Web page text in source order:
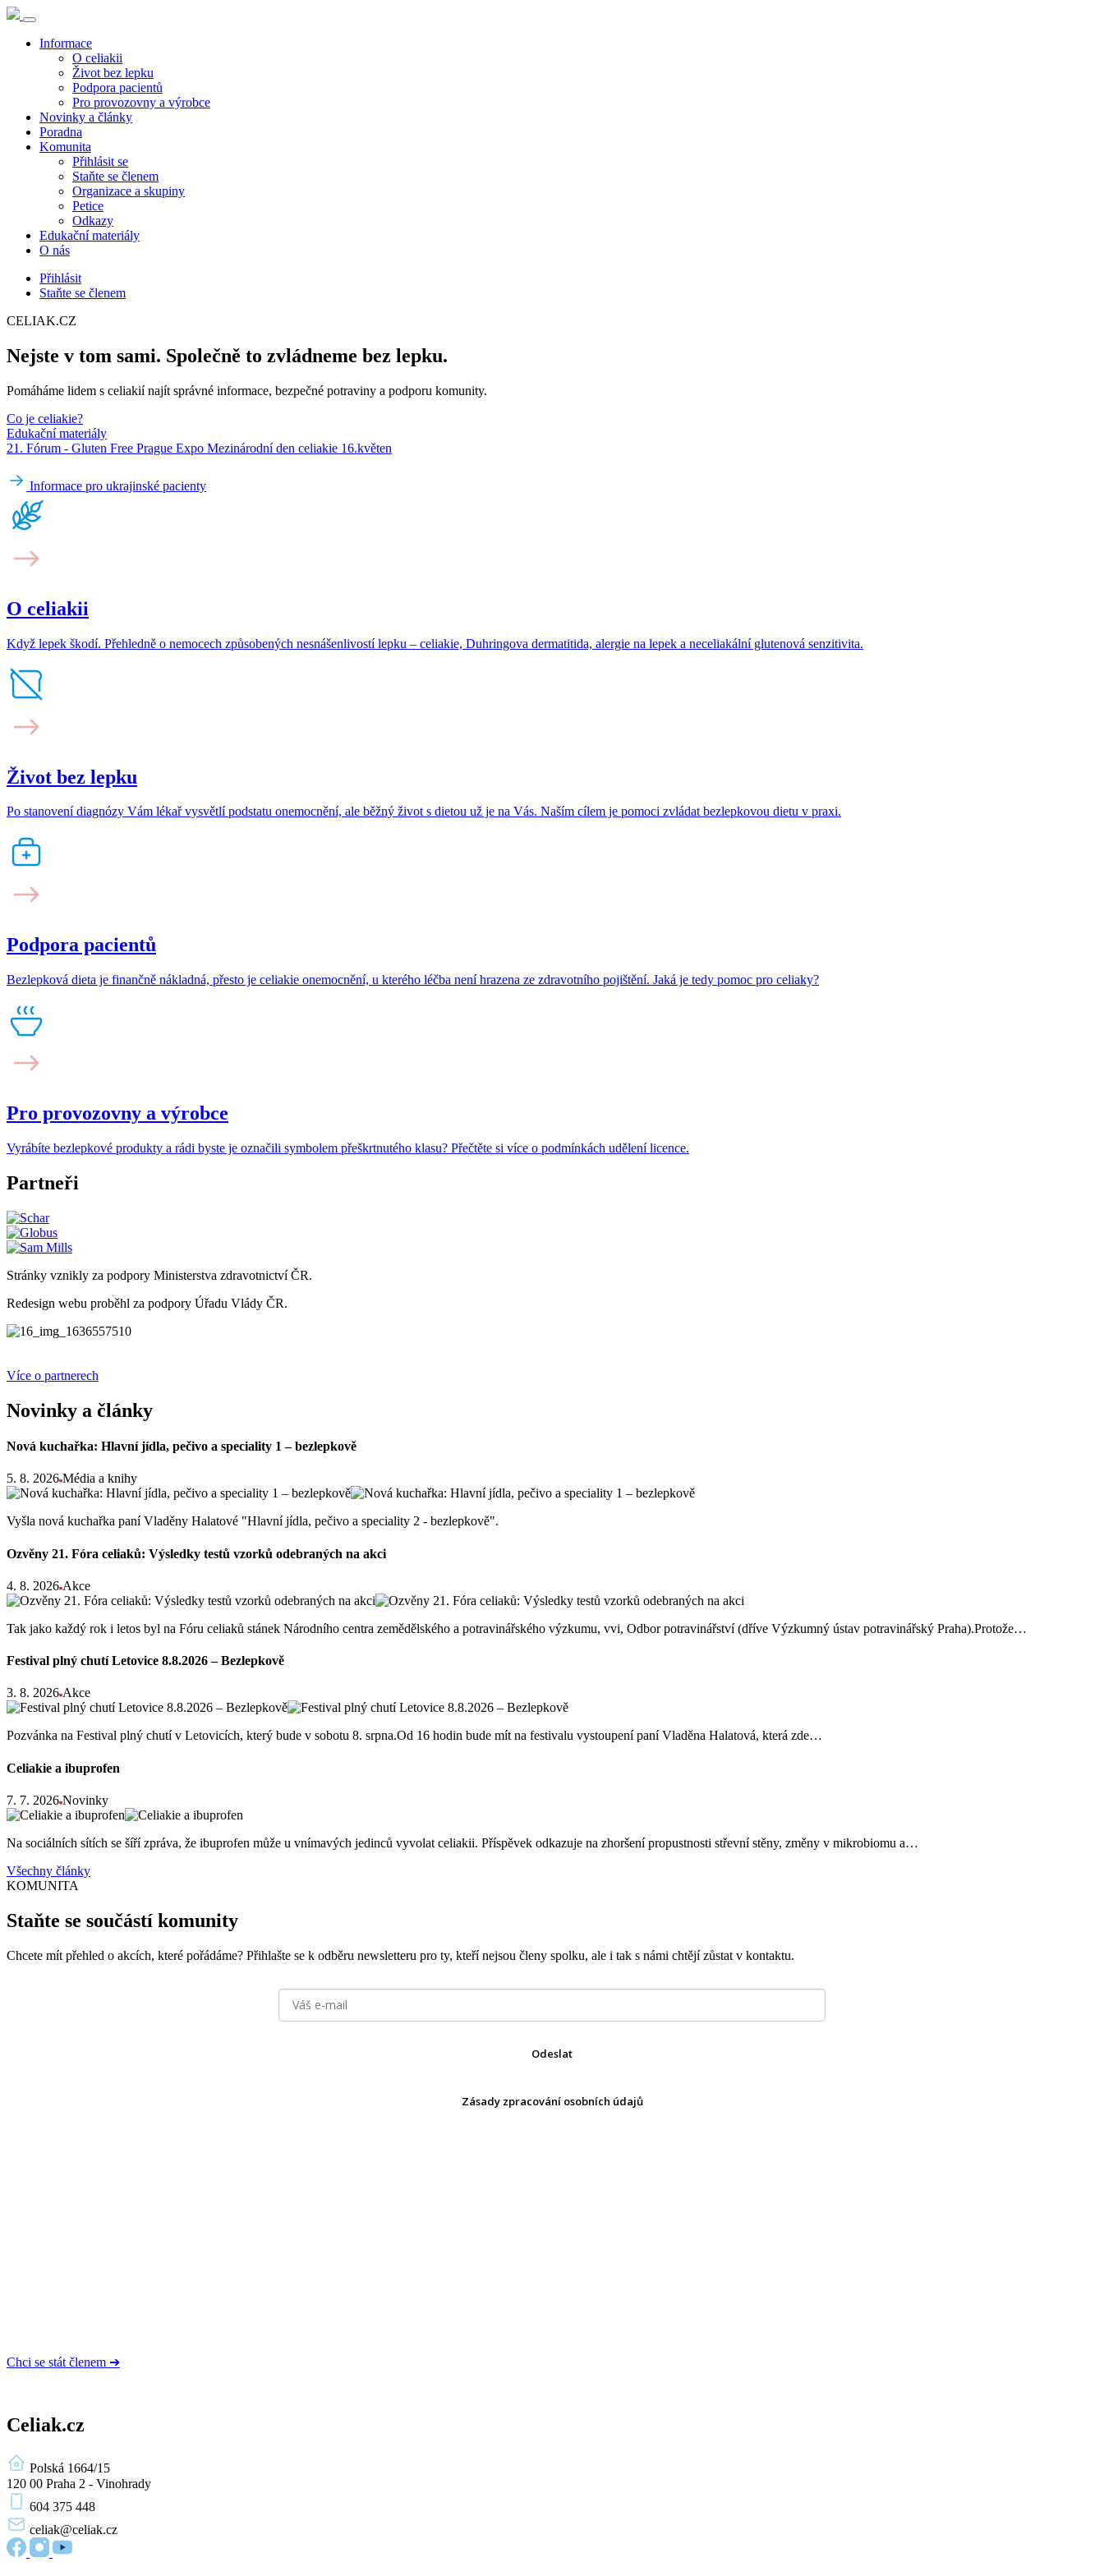
Informace
O celiakii
Život bez lepku
Podpora pacientů
Pro provozovny a výrobce
Novinky a články
Poradna
Komunita
Přihlásit se
Staňte se členem
Organizace a skupiny
Petice
Odkazy
Edukační materiály
O nás
Přihlásit
Staňte se členem
CELIAK.CZ
Nejste v tom sami. Společně to zvládneme bez lepku.
Pomáháme lidem s celiakií najít správné informace, bezpečné potraviny a podporu komunity.
Co je celiakie?
Edukační materiály
21. Fórum - Gluten Free Prague Expo Mezinárodní den celiakie 16.květen
Informace pro ukrajinské pacienty
O celiakii
Když lepek škodí. Přehledně o nemocech způsobených nesnášenlivostí lepku – celiakie, Duhringova dermatitida, alergie na lepek a neceliakální glutenová senzitivita.
Život bez lepku
Po stanovení diagnózy Vám lékař vysvětlí podstatu onemocnění, ale běžný život s dietou už je na Vás. Naším cílem je pomoci zvládat bezlepkovou dietu v praxi.
Podpora pacientů
Bezlepková dieta je finančně nákladná, přesto je celiakie onemocnění, u kterého léčba není hrazena ze zdravotního pojištění. Jaká je tedy pomoc pro celiaky?
Pro provozovny a výrobce
Vyrábíte bezlepkové produkty a rádi byste je označili symbolem přeškrtnutého klasu? Přečtěte si více o podmínkách udělení licence.
Partneři
Stránky vznikly za podpory Ministerstva zdravotnictví ČR.
Redesign webu proběhl za podpory Úřadu Vlády ČR.
Více o partnerech
Novinky a články
Nová kuchařka: Hlavní jídla, pečivo a speciality 1 – bezlepkově
5. 8. 2026 Média a knihy
Vyšla nová kuchařka paní Vladěny Halatové "Hlavní jídla, pečivo a speciality 2 - bezlepkově".
Ozvěny 21. Fóra celiaků: Výsledky testů vzorků odebraných na akci
4. 8. 2026 Akce
Tak jako každý rok i letos byl na Fóru celiaků stánek Národního centra zemědělského a potravinářského výzkumu, vvi, Odbor potravinářství (dříve Výzkumný ústav potravinářský Praha).Protože…
Festival plný chutí Letovice 8.8.2026 – Bezlepkově
3. 8. 2026 Akce
Pozvánka na Festival plný chutí v Letovicích, který bude v sobotu 8. srpna.Od 16 hodin bude mít na festivalu vystoupení paní Vladěna Halatová, která zde…
Celiakie a ibuprofen
7. 7. 2026 Novinky
Na sociálních sítích se šíří zpráva, že ibuprofen může u vnímavých jedinců vyvolat celiakii. Příspěvek odkazuje na zhoršení propustnosti střevní stěny, změny v mikrobiomu a…
Všechny články
KOMUNITA
Staňte se součástí komunity
Chcete mít přehled o akcích, které pořádáme? Přihlašte se k odběru newsletteru pro ty, kteří nejsou členy spolku, ale i tak s námi chtějí zůstat v kontaktu.
Odeslat
Zásady zpracování osobních údajů
Chci se stát členem ➔
Celiak.cz
Polská 1664/15
120 00 Praha 2 - Vinohrady
604 375 448
celiak@celiak.cz